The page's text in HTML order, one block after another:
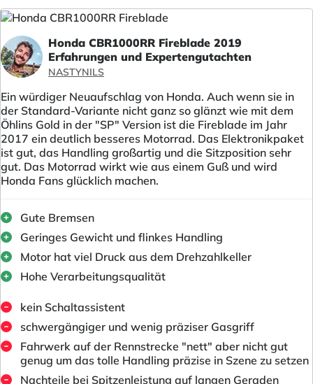
Honda CBR1000RR Fireblade 2019
Erfahrungen und Expertengutachten
NASTYNILS
Ein würdiger Neuaufschlag von Honda. Auch wenn sie in
der Standard-Variante nicht ganz so glänzt wie mit dem
Öhlins Gold in der "SP" Version ist die Fireblade im Jahr
2017 ein deutlich besseres Motorrad. Das Elektronikpaket
ist gut, das Handling großartig und die Sitzposition sehr
gut. Das Motorrad wirkt wie aus einem Guß und wird
Honda Fans glücklich machen.
Gute Bremsen
Geringes Gewicht und flinkes Handling
Motor hat viel Druck aus dem Drehzahlkeller
Hohe Verarbeitungsqualität
kein Schaltassistent
schwergängiger und wenig präziser Gasgriff
Fahrwerk auf der Rennstrecke "nett" aber nicht gut
genug um das tolle Handling präzise in Szene zu setzen
Nachteile bei Spitzenleistung auf langen Geraden